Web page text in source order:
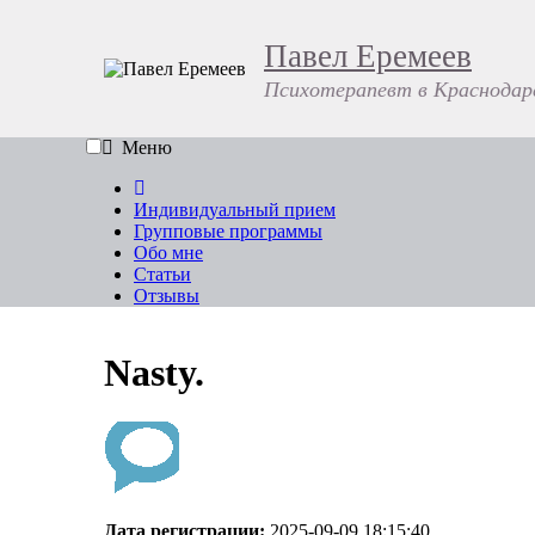
Павел Еремеев
Психотерапевт в
Меню
Индивидуальный прием
Групповые программы
Обо мне
Статьи
Отзывы
Nasty.
Дата регистрации: 2025-09-09 18:15:40